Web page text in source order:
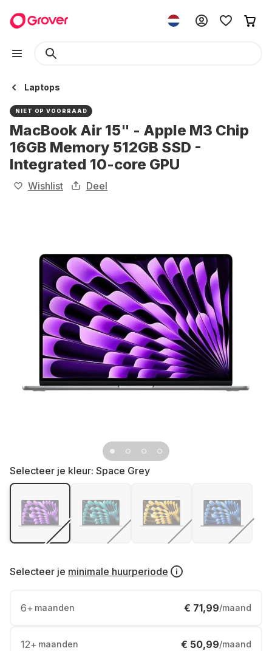
Laptops
NIET OP VOORRAAD
MacBook Air 15" - Apple M3 Chip
16GB Memory 512GB SSD -
Integrated 10-core GPU
Wishlist Deel
Selecteer je kleur: Space Grey
Selecteer je minimale huurperiode
6+ maanden € 71,99/maand
12+ maanden € 50,99/maand